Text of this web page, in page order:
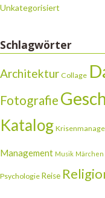
Unkategorisiert
Schlagwörter
Architektur Collage
Fotografie
Katalog
Management Musik Märchen
Psychologie Reise